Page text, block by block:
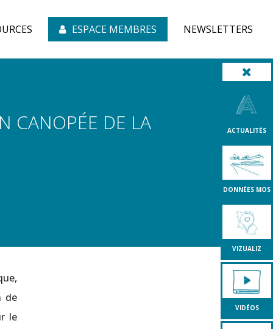
ESPACE MEMBRES NEWSLETTERS
CANOPÉE DE LA ACTUALITÉS
DONNÉES MOS
VIZUALIZ
VIDÉOS
de
le